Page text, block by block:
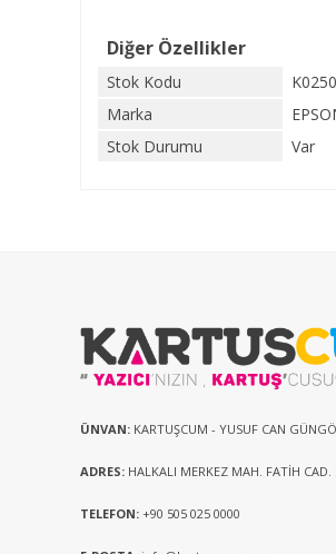
Diğer Özellikler
Stok Kodu
Marka
Stok Durumu
Var
ÜNVAN: KARTUŞCUM - YUSUF CAN
ADRES: HALKALI MERKEZ MAH. FATİH
TELEFON: +90 505 025 0000